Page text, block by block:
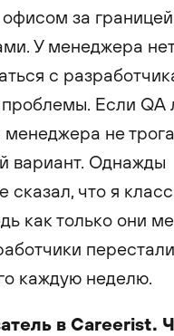
за
У менеджера нет
с
Если QA
не
вариант. Однажды
что я
как только они
перестали
каждую неделю.
в Careerist.